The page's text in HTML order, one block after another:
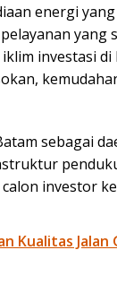
energi
yang
investasi
sebagai
investor
Kualitas Jalan